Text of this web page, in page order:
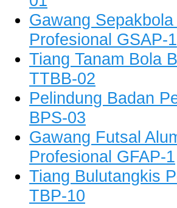
Gawang
Profesional GSAP-1
Tiang Tanam Bola
TTBB-02
Pelindung Badan
BPS-03
Gawang Futsal
Profesional GFAP-1
Tiang Bulutangkis
TBP-10